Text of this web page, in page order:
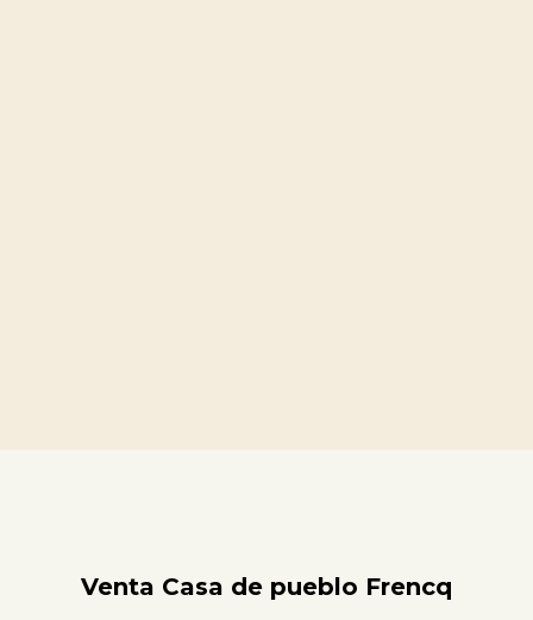
Venta Casa de pueblo Frencq